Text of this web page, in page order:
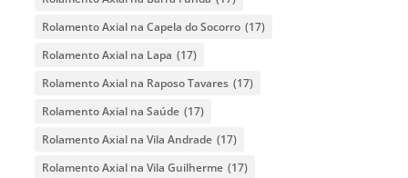
Rolamento Axial na Capela do Socorro (17)
Rolamento Axial na Lapa (17)
Rolamento Axial na Raposo Tavares (17)
Rolamento Axial na Saúde (17)
Rolamento Axial na Vila Andrade (17)
Rolamento Axial na Vila Guilherme (17)